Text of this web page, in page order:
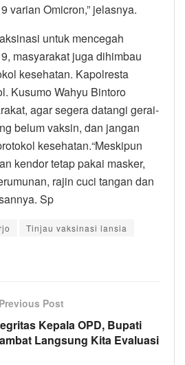
varian Omicron,” jelasnya.
untuk mencegah
masyarakat juga dihimbau
kesehatan. Kapolresta
Kusumo Wahyu Bintoro
agar segera datangi gerai-
belum vaksin, dan jangan
kesehatan.“Meskipun
kendor tetap pakai masker,
rajin cuci tangan dan
Sp
Tinjau vaksinasi lansia
Previous Post
Kepala OPD, Bupati
Langsung Kita Evaluasi